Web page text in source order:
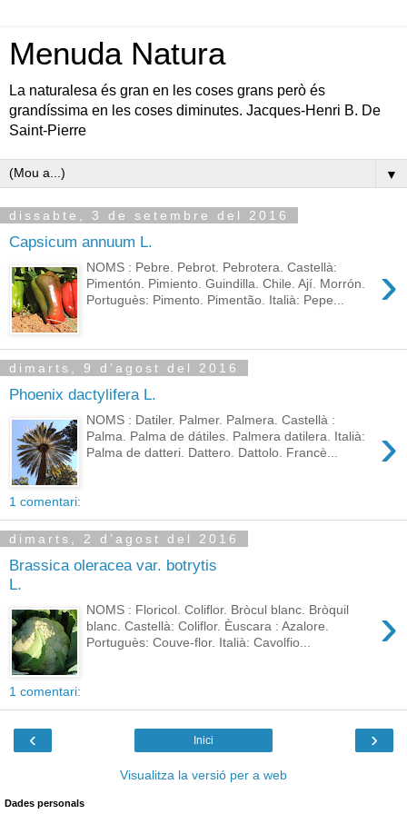
Menuda Natura
La naturalesa és gran en les coses grans però és
grandíssima en les coses diminutes. Jacques-Henri B. De
Saint-Pierre
▼
dissabte, 3 de setembre del 2016
Capsicum annuum L.
›
NOMS : Pebre. Pebrot. Pebrotera. Castellà:
Pimentón. Pimiento. Guindilla. Chile. Ají. Morrón.
Portuguès: Pimento. Pimentão. Italià: Pepe...
dimarts, 9 d’agost del 2016
Phoenix dactylifera L.
›
NOMS : Datiler. Palmer. Palmera. Castellà :
Palma. Palma de dátiles. Palmera datilera. Italià:
Palma de datteri. Dattero. Dattolo. Francè...
1 comentari:
dimarts, 2 d’agost del 2016
Brassica oleracea var. botrytis
L.
›
NOMS : Floricol. Coliflor. Bròcul blanc. Bròquil
blanc. Castellà: Coliflor. Èuscara : Azalore.
Portuguès: Couve-flor. Italià: Cavolfio...
1 comentari:
‹ ›
Inici
Visualitza la versió per a web
Dades personals